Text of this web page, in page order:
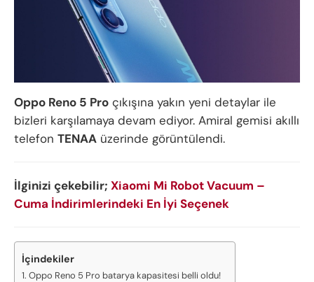
Oppo Reno 5 Pro çıkışına yakın yeni detaylar ile
bizleri karşılamaya devam ediyor. Amiral gemisi akıllı
telefon TENAA üzerinde görüntülendi.
İlginizi çekebilir; Xiaomi Mi Robot Vacuum –
Cuma İndirimlerindeki En İyi Seçenek
İçindekiler
Oppo Reno 5 Pro batarya kapasitesi belli oldu!